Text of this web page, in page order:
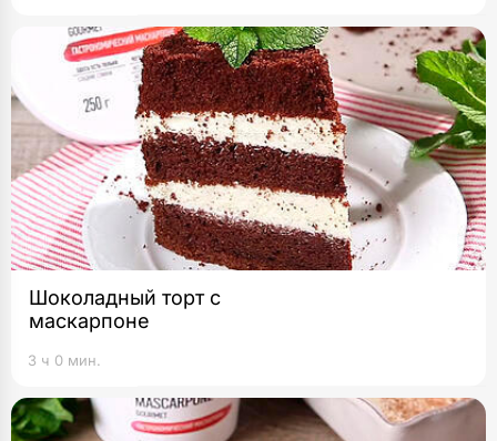
Шоколадный торт с
маскарпоне
3 ч 0 мин.